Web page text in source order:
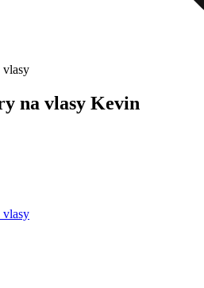
vlasy
na vlasy Kevin
vlasy